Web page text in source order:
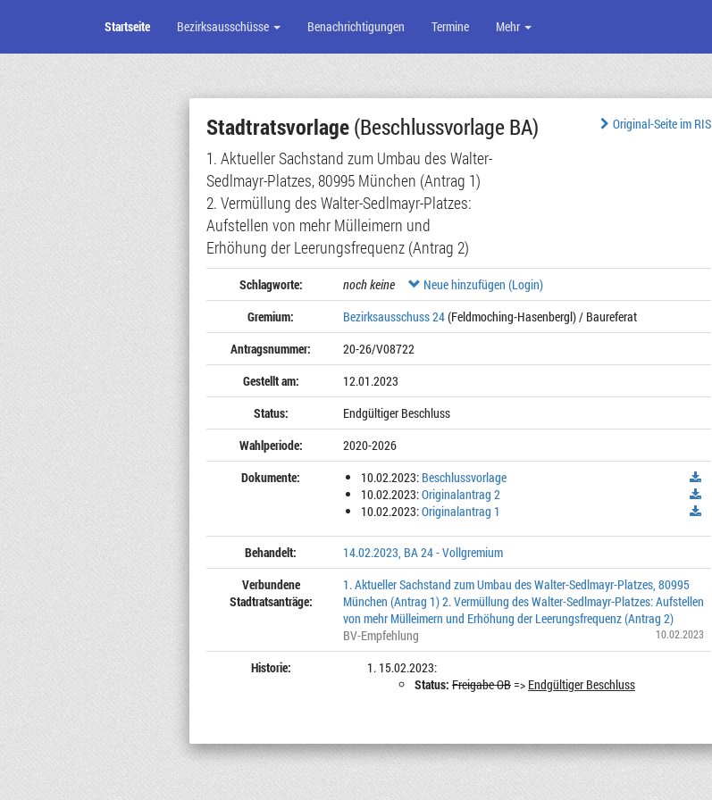
Zum
Seiteninhalt
Startseite Bezirksausschüsse Benachrichtigungen Termine Mehr
Original-Seite im RIS
Stadtratsvorlage(Beschlussvorlage BA)
1. Aktueller Sachstand zum Umbau des Walter-
Sedlmayr-Platzes, 80995 München (Antrag 1)
2. Vermüllung des Walter-Sedlmayr-Platzes:
Aufstellen von mehr Mülleimern und
Erhöhung der Leerungsfrequenz (Antrag 2)
Schlagworte: noch keine
Neue hinzufügen (Login)
Gremium:
Bezirksausschuss 24(Feldmoching-Hasenbergl) / Baureferat
Antragsnummer:
20-26/V08722
Gestellt am:
12.01.2023
Status:
Endgültiger Beschluss
Wahlperiode:
2020-2026
Dokumente:
10.02.2023: Beschlussvorlage
10.02.2023:Originalantrag 2
10.02.2023:Originalantrag 1
Behandelt:
14.02.2023, BA 24 - Vollgremium
Verbundene
Stadtratsanträge:
1. Aktueller Sachstand zum Umbau des Walter-Sedlmayr-Platzes, 80995
München (Antrag 1) 2. Vermüllung des Walter-Sedlmayr-Platzes: Aufstellen
von mehr Mülleimern und Erhöhung der Leerungsfrequenz (Antrag 2)
BV-Empfehlung
10.02.2023
Historie:
15.02.2023:
Status: Freigabe OB=> Endgültiger Beschluss